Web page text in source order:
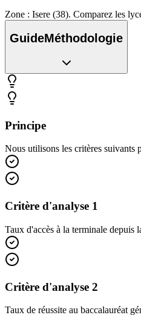
Zone : Isere (38). Comparez les
GuideMéthodologie
Principe
Nous utilisons les critères suivants
Critère d'analyse 1
Taux d'accès à la terminale depuis
Critère d'analyse 2
Taux de réussite au baccalauréat